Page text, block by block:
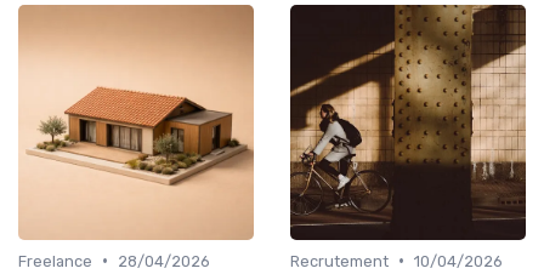
Freelance •
28/04/2026
Recrutement • 10/04/2026